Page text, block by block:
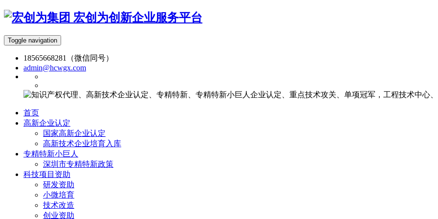
宏创为创新企业服务平台
Toggle navigation
18565668281（微信同号）
admin@hcwgx.com
首页
高新企业认定
国家高新企业认定
高新技术企业培育入库
专精特新小巨人
深圳市专精特新政策
科技项目资助
研发资助
小微培育
技术改造
创业资助